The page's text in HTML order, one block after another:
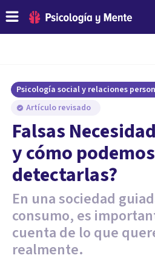
Psicología social y relaciones
Artículo revisado
Falsas
y cómo podemos
detectarlas?
En una sociedad
consumo, es
cuenta de lo que
realmente.